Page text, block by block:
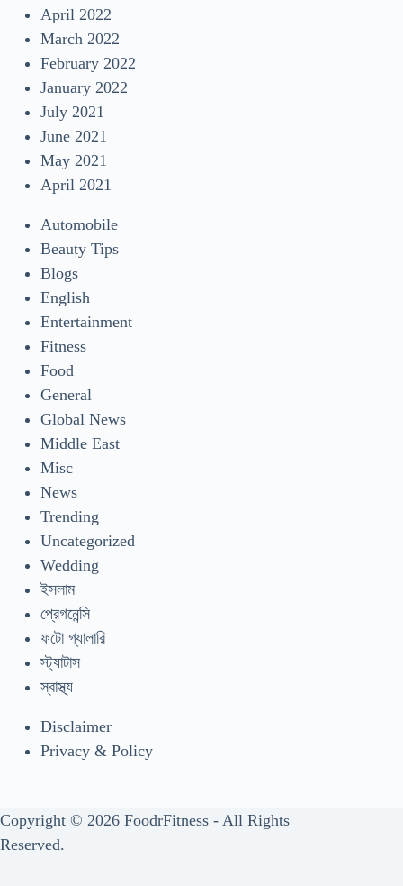
April 2022
March 2022
February 2022
January 2022
July 2021
June 2021
May 2021
April 2021
Automobile
Beauty Tips
Blogs
English
Entertainment
Fitness
Food
General
Global News
Middle East
Misc
News
Trending
Uncategorized
Wedding
ইসলাম
প্রেগনেন্সি
ফটো গ্যালারি
স্ট্যাটাস
স্বাস্থ্য
Disclaimer
Privacy & Policy
Copyright © 2026 FoodrFitness - All Rights
Reserved.